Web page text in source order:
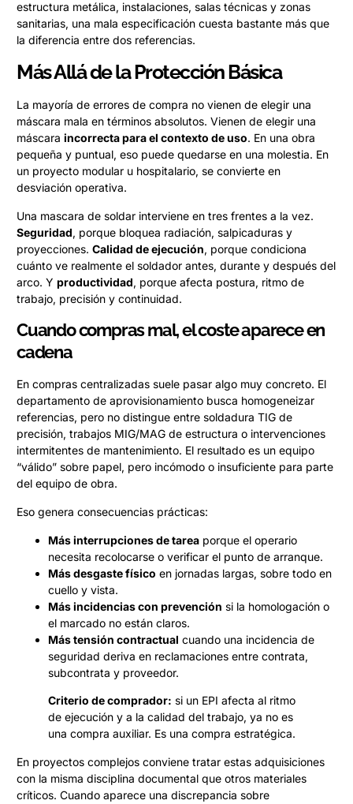
estructura metálica, instalaciones, salas técnicas y zonas
sanitarias, una mala especificación cuesta bastante más que
la diferencia entre dos referencias.
Más Allá de la Protección Básica
La mayoría de errores de compra no vienen de elegir una
máscara mala en términos absolutos. Vienen de elegir una
máscara incorrecta para el contexto de uso. En una obra
pequeña y puntual, eso puede quedarse en una molestia. En
un proyecto modular u hospitalario, se convierte en
desviación operativa.
Una mascara de soldar interviene en tres frentes a la vez.
Seguridad, porque bloquea radiación, salpicaduras y
proyecciones. Calidad de ejecución, porque condiciona
cuánto ve realmente el soldador antes, durante y después del
arco. Y productividad, porque afecta postura, ritmo de
trabajo, precisión y continuidad.
Cuando compras mal, el coste aparece en
cadena
En compras centralizadas suele pasar algo muy concreto. El
departamento de aprovisionamiento busca homogeneizar
referencias, pero no distingue entre soldadura TIG de
precisión, trabajos MIG/MAG de estructura o intervenciones
intermitentes de mantenimiento. El resultado es un equipo
“válido” sobre papel, pero incómodo o insuficiente para parte
del equipo de obra.
Eso genera consecuencias prácticas:
Más interrupciones de tarea porque el operario
necesita recolocarse o verificar el punto de arranque.
Más desgaste físico en jornadas largas, sobre todo en
cuello y vista.
Más incidencias con prevención si la homologación o
el marcado no están claros.
Más tensión contractual cuando una incidencia de
seguridad deriva en reclamaciones entre contrata,
subcontrata y proveedor.
Criterio de comprador: si un EPI afecta al ritmo
de ejecución y a la calidad del trabajo, ya no es
una compra auxiliar. Es una compra estratégica.
En proyectos complejos conviene tratar estas adquisiciones
con la misma disciplina documental que otros materiales
críticos. Cuando aparece una discrepancia sobre